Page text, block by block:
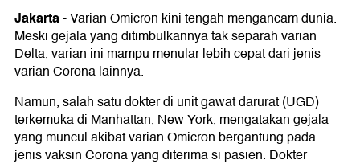
Jakarta-Varian Omicron kini tengah mengancam dunia.
Meski gejala yang ditimbulkannya tak separah varian
Delta, varian ini mampu menular lebih cepat dari jenis
varian Corona lainnya.
Namun, salah satu dokter di unit gawat darurat (UGD)
terkemuka di Manhattan, New York, mengatakan gejala
yang muncul akibat varian Omicron bergantung pada
jenis vaksin Corona yang diterima si pasien. Dokter